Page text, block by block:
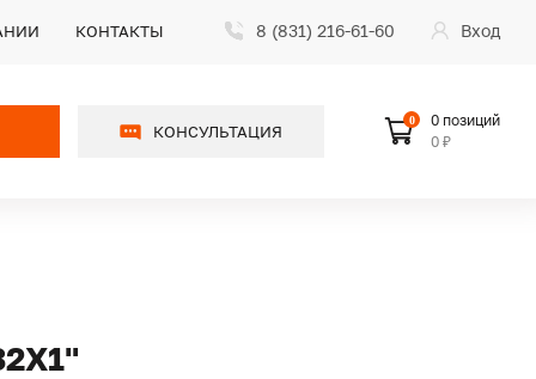
КОНТАКТЫ 8 (831) 216-61-60 Вход
КОНСУЛЬТАЦИЯ
0
0 позиций
0 ₽